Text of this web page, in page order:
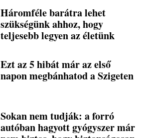
Háromféle barátra lehet
szükségünk ahhoz, hogy
teljesebb legyen az életünk
Ezt az 5 hibát már az első
napon megbánhatod a Szigeten
Sokan nem tudják: a forró
autóban hagyott gyógyszer már